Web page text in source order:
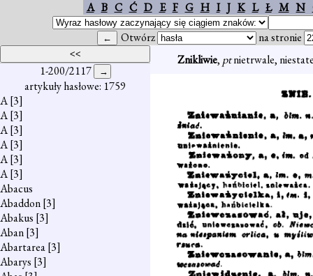
A B C Ć D E F G H I J K L Ł M N
Otwórz na stronie
1-200/2117
artykuły hasłowe: 1759
A[3]
A[3]
A[3]
A[3]
A[3]
A[3]
Abacus
Abaddon[3]
Abakus [3]
Aban[3]
Abartarea[3]
Abarys [3]
Znikliwie, ptnietrwale,